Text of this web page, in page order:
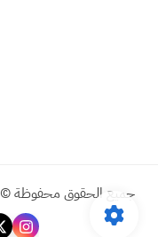
جميع الحقوق محفوظة ©